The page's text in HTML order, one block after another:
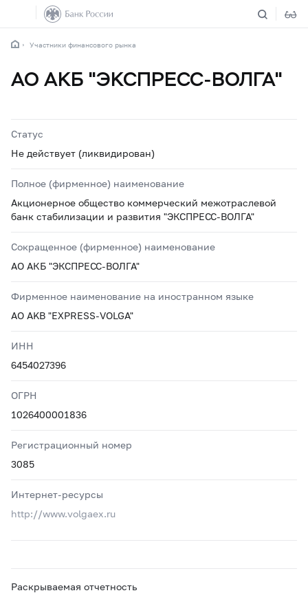
Участники финансового рынка
АО АКБ "ЭКСПРЕСС-ВОЛГА"
Статус
Не действует (ликвидирован)
Полное (фирменное) наименование
Акционерное общество коммерческий межотраслевой
банк стабилизации и развития "ЭКСПРЕСС-ВОЛГА"
Сокращенное (фирменное) наименование
АО АКБ "ЭКСПРЕСС-ВОЛГА"
Фирменное наименование на иностранном языке
AO AKB "EXPRESS-VOLGA"
ИНН
6454027396
ОГРН
1026400001836
Регистрационный номер
3085
Интернет-ресурсы
http://www.volgaex.ru
Раскрываемая отчетность